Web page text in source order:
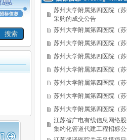
苏州大学附属第四医院（
采购的成交公告
苏州大学附属第四医院（
苏州大学附属第四医院（
苏州大学附属第四医院（
苏州大学附属第四医院（
苏州大学附属第四医院（
苏州大学附属第四医院（
苏州大学附属第四医院（
江苏省广电有线信息网络
集约化管道代建工程招标